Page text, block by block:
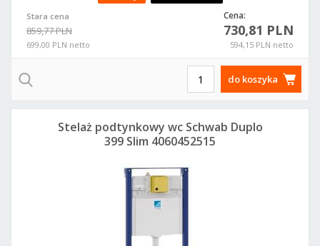
Stara cena
859,77 PLN
699,00 PLN netto
Cena:
730,81 PLN
594,15 PLN netto
do koszyka
Stelaż podtynkowy wc Schwab Duplo
399 Slim 4060452515